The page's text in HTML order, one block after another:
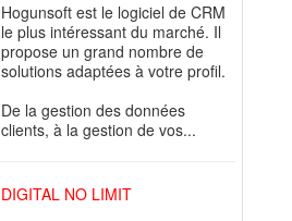
Hogunsoft est le logiciel de CRM
le plus intéressant du marché. Il
propose un grand nombre de
solutions adaptées à votre profil.
De la gestion des données
clients, à la gestion de vos...
DIGITAL NO LIMIT